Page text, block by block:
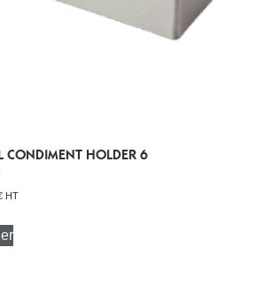
CONDIMENT HOLDER 6
HT